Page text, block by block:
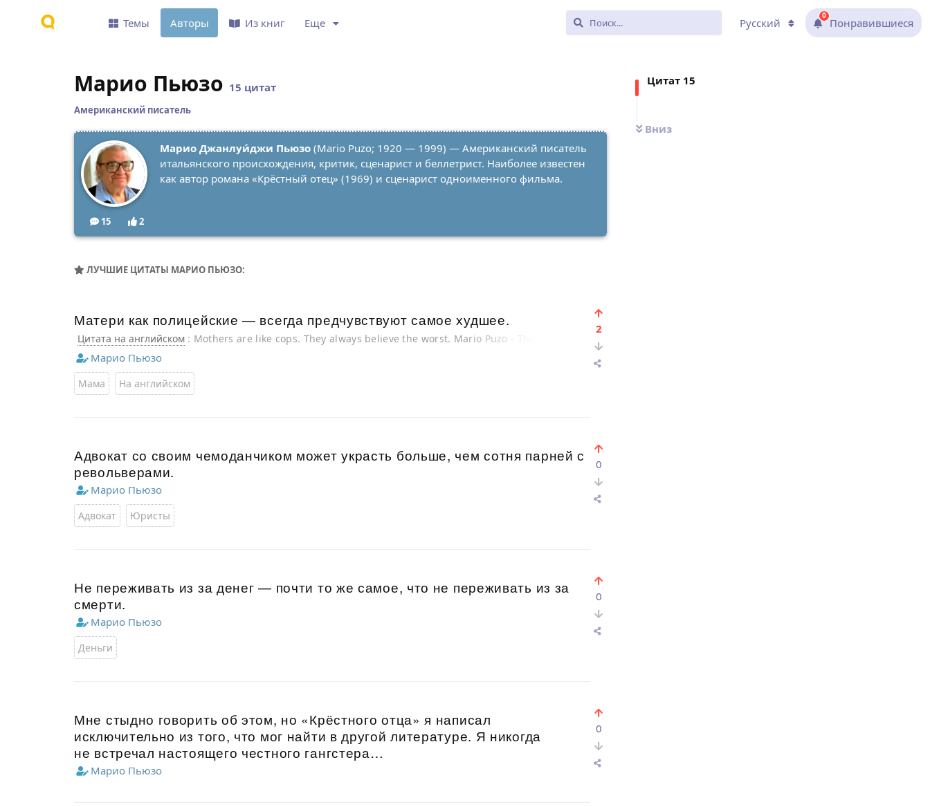
Марио Пьюзо 15 цитат
Американский писатель
15 2
Марио Джанлуи́джи Пьюзо (Mario Puzo; 1920 — 1999) — Американский писатель
итальянского происхождения, критик, сценарист и беллетрист. Наиболее известен
как автор романа «Крёстный отец» (1969) и сценарист одноименного фильма.
ЛУЧШИЕ ЦИТАТЫ МАРИО ПЬЮЗО:
Матери как полицейские — всегда предчувствуют самое худшее.
Цитата на английском : Mothers are like cops. They always believe the worst. Mario Puzo - The
Godfather
Марио Пьюзо
Мама На английском
2
Адвокат со своим чемоданчиком может украсть больше, чем сотня парней с
револьверами.
Марио Пьюзо
Адвокат Юристы
0
Не переживать из за денег — почти то же самое, что не переживать из за
смерти.
Марио Пьюзо
Деньги
0
Мне стыдно говорить об этом, но «Крёстного отца» я написал
исключительно из того, что мог найти в другой литературе. Я никогда
не встречал настоящего честного гангстера…
Марио Пьюзо
0
Цитат 15
Вниз
Темы Авторы Из книг Еще Русский
0
Понравившиеся